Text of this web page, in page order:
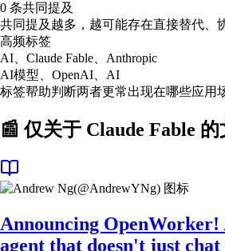
0 条共同提及
共同提及越多，越可能存在直接替代、
高频标签
AI、Claude Fable、Anthropic
AI模型、OpenAI、AI
标签帮助判断两者更常出现在哪些应用
📰 仅关于 Claude Fable 的
Announcing OpenWorker!
agent that doesn't just